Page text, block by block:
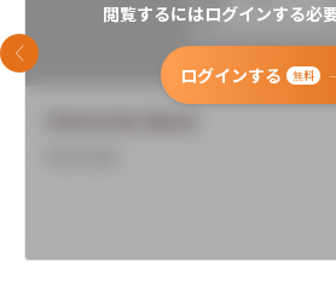
閲覧するにはログインする必
ログインする 無料
前のスライド